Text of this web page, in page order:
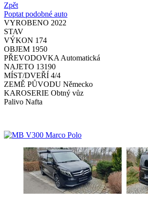
Zpět
Poptat podobné auto
VYROBENO 2022
STAV
VÝKON 174
OBJEM 1950
PŘEVODOVKA Automatická
NAJETO 13190
MÍST/DVEŘÍ 4/4
ZEMĚ PŮVODU Německo
KAROSERIE Obtný vůz
Palivo Nafta